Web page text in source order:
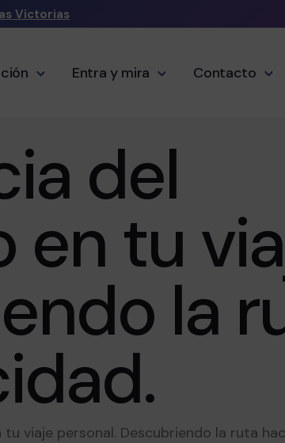
Victorias
Entra y mira Contacto
del
tu
la
viaje personal. Descubriendo la ruta